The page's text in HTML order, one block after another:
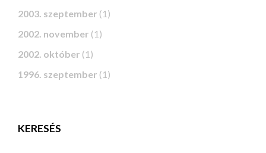
2003. szeptember (1)
2002. november (1)
2002. október (1)
1996. szeptember (1)
KERESÉS